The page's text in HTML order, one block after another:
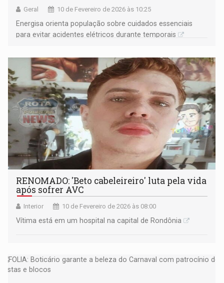
Geral 10 de Fevereiro de 2026 às 10:25
Energisa orienta população sobre cuidados essenciais
para evitar acidentes elétricos durante temporais
RENOMADO: 'Beto cabeleireiro' luta pela vida
após sofrer AVC
Interior 10 de Fevereiro de 2026 às 08:00
Vítima está em um hospital na capital de Rondônia